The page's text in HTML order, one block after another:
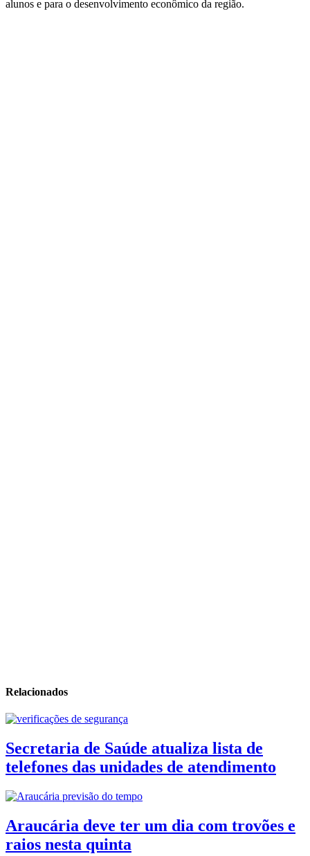
alunos e para o desenvolvimento econômico da região.
Relacionados
Secretaria de Saúde atualiza lista de
telefones das unidades de atendimento
Araucária deve ter um dia com trovões e
raios nesta quinta